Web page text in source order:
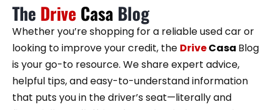
The DriveCasa Blog
Whether you’re shopping for a reliable used car or
looking to improve your credit, the DriveCasa Blog
is your go-to resource. We share expert advice,
helpful tips, and easy-to-understand information
that puts you in the driver’s seat—literally and